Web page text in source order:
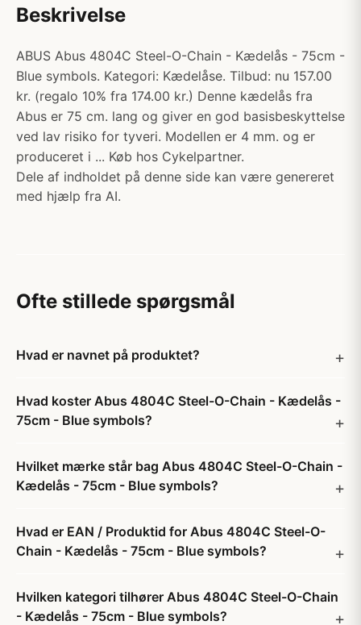
Beskrivelse
ABUS Abus 4804C Steel-O-Chain - Kædelås - 75cm -
Blue symbols. Kategori: Kædelåse. Tilbud: nu 157.00
kr. (regalo 10% fra 174.00 kr.) Denne kædelås fra
Abus er 75 cm. lang og giver en god basisbeskyttelse
ved lav risiko for tyveri. Modellen er 4 mm. og er
produceret i ... Køb hos Cykelpartner.
Dele af indholdet på denne side kan være genereret
med hjælp fra AI.
Ofte stillede spørgsmål
Hvad er navnet på produktet?
Hvad koster Abus 4804C Steel-O-Chain - Kædelås -
75cm - Blue symbols?
Hvilket mærke står bag Abus 4804C Steel-O-Chain -
Kædelås - 75cm - Blue symbols?
Hvad er EAN / Produktid for Abus 4804C Steel-O-
Chain - Kædelås - 75cm - Blue symbols?
Hvilken kategori tilhører Abus 4804C Steel-O-Chain
- Kædelås - 75cm - Blue symbols?